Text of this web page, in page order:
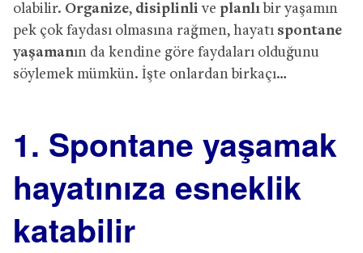
olabilir. Organize, disiplinli ve planlı bir yaşamın
pek çok faydası olmasına rağmen, hayatı spontane
yaşamanın da kendine göre faydaları olduğunu
söylemek mümkün. İşte onlardan birkaçı…
1. Spontane yaşamak
hayatınıza esneklik
katabilir